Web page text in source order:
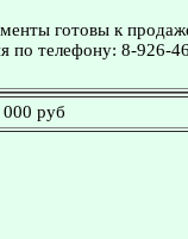
готовы к
по телефону: 8-926-
руб